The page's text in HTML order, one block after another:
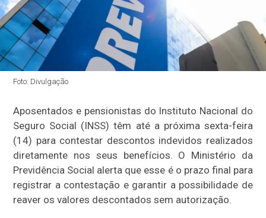
Foto: Divulgação
Aposentados e pensionistas do Instituto Nacional do
Seguro Social (INSS) têm até a próxima sexta-feira
(14) para contestar descontos indevidos realizados
diretamente nos seus benefícios. O Ministério da
Previdência Social alerta que esse é o prazo final para
registrar a contestação e garantir a possibilidade de
reaver os valores descontados sem autorização.